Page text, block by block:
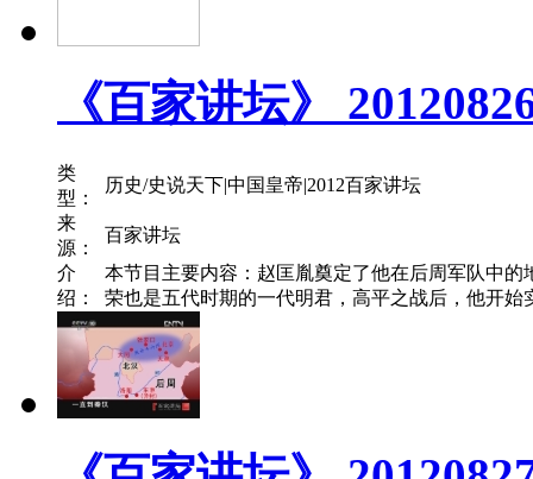
《百家讲坛》
类
型：
历史/史说天下|中国皇帝|2012百家讲坛
来
源：
百家讲坛
介
绍：
本节目主要内容：赵匡胤奠定了他在后周军队中
荣也是五代时期的一代明君，高平之战后，他开始